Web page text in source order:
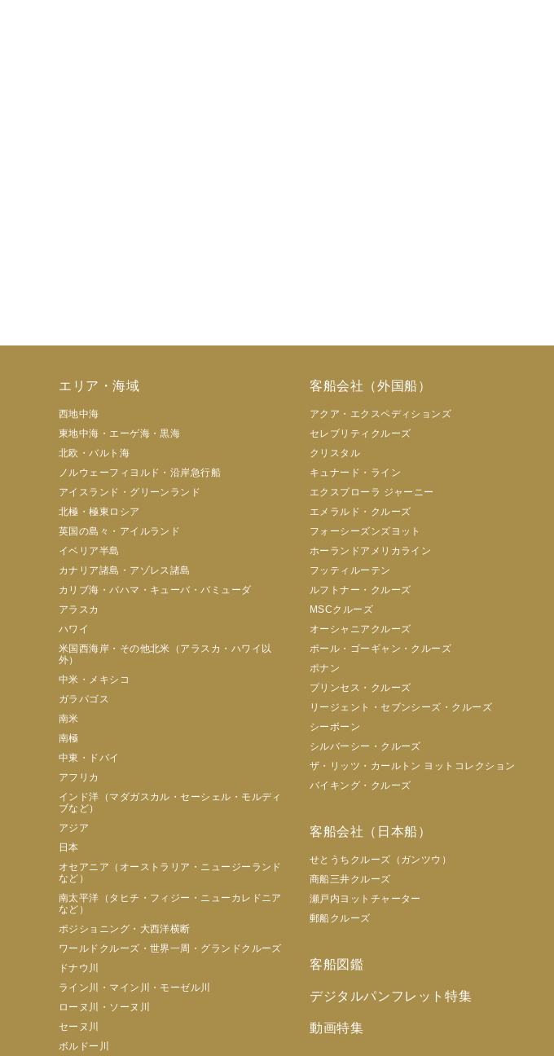
エリア・海域
西地中海
東地中海・エーゲ海・黒海
北欧・バルト海
ノルウェーフィヨルド・沿岸急行船
アイスランド・グリーンランド
北極・極東ロシア
英国の島々・アイルランド
イベリア半島
カナリア諸島・アゾレス諸島
カリブ海・バハマ・キューバ・バミューダ
アラスカ
ハワイ
米国西海岸・その他北米（アラスカ・ハワイ以
外）
中米・メキシコ
ガラパゴス
南米
南極
中東・ドバイ
アフリカ
インド洋（マダガスカル・セーシェル・モルディ
ブなど）
アジア
日本
オセアニア（オーストラリア・ニュージーランド
など）
南太平洋（タヒチ・フィジー・ニューカレドニア
など）
ポジショニング・大西洋横断
ワールドクルーズ・世界一周・グランドクルーズ
ドナウ川
ライン川・マイン川・モーゼル川
ローヌ川・ソーヌ川
セーヌ川
ボルドー川
客船会社（外国船）
アクア・エクスペディションズ
セレブリティクルーズ
クリスタル
キュナード・ライン
エクスプローラ ジャーニー
エメラルド・クルーズ
フォーシーズンズヨット
ホーランドアメリカライン
フッティルーテン
ルフトナー・クルーズ
MSCクルーズ
オーシャニアクルーズ
ポール・ゴーギャン・クルーズ
ポナン
プリンセス・クルーズ
リージェント・セブンシーズ・クルーズ
シーボーン
シルバーシー・クルーズ
ザ・リッツ・カールトン ヨットコレクション
バイキング・クルーズ
客船会社（日本船）
せとうちクルーズ（ガンツウ）
商船三井クルーズ
瀬戸内ヨットチャーター
郵船クルーズ
客船図鑑
デジタルパンフレット特集
動画特集